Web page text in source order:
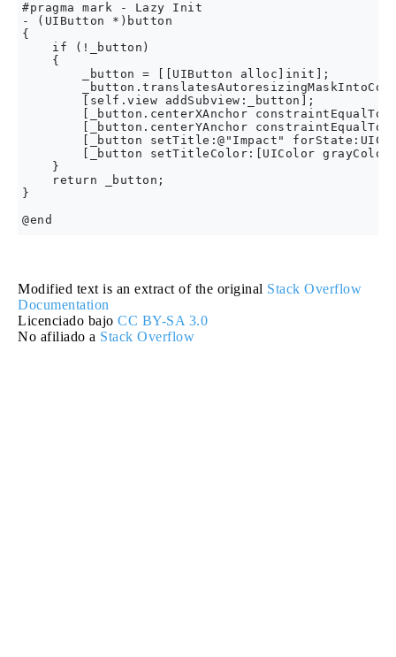
#pragma mark - Lazy Init
- (UIButton *)button
{
    if (!_button)
    {
        _button = [[UIButton alloc]init];
        [self.view addSubview:_button];
[_button.centerXAnchor
[_button.centerYAnchor
[_button setTitle:@"Impact"
[_button setTitleColor:[UIColor
    }
    return _button;
}
Modified text is an extract of the original Stack Overflow
Documentation
Licenciado bajo CC BY-SA 3.0
No afiliado a Stack Overflow